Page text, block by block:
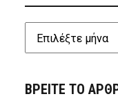
ΒΡΕΙΤΕ ΤΟ